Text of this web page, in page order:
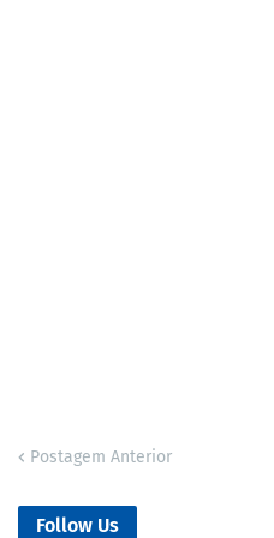
Postagem Anterior
Follow Us